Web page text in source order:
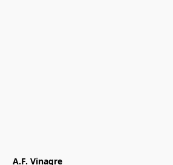
A.F. Vinagre